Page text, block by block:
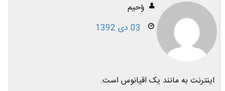
ؤحیم
03 دی 1392
اینترنت به مانند یک اقیانوس است.